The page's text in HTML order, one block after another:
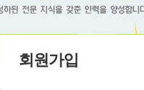
회원가입